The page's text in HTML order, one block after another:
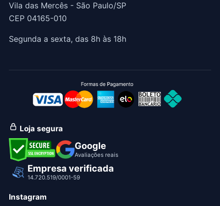
Vila das Mercês - São Paulo/SP
CEP 04165-010
Segunda a sexta, das 8h às 18h
Loja segura
Google
Avaliações reais
Empresa verificada
14.720.519/0001-59
Instagram